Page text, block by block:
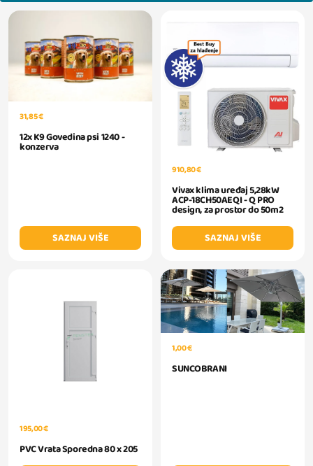
31,85 €
12x K9 Govedina psi 1240 -
konzerva
SAZNAJ VIŠE
910,80 €
Vivax klima uređaj 5,28kW
ACP-18CH50AEQI - Q PRO
design, za prostor do 50m2
SAZNAJ VIŠE
195,00 €
PVC Vrata Sporedna 80 x 205
1,00 €
SUNCOBRANI